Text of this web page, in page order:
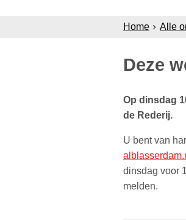
Home Alle
Deze
Op dinsdag
de Rederij.
U bent van
dinsdag voor
melden.